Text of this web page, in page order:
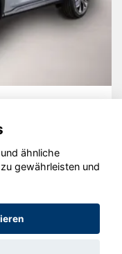
2020 - 2026
ähnliche
gewährleisten und